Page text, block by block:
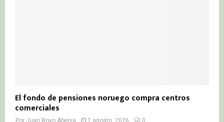
El fondo de pensiones noruego compra centros
comerciales